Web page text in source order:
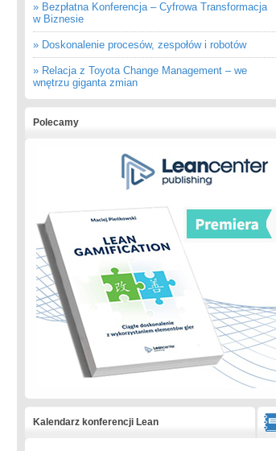
» Bezpłatna Konferencja – Cyfrowa Transformacja
w Biznesie
» Doskonalenie procesów, zespołów i robotów
» Relacja z Toyota Change Management – we
wnętrzu giganta zmian
Polecamy
Kalendarz konferencji Lean